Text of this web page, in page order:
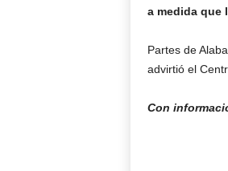
a medida que
Partes de
advirtió el
Con